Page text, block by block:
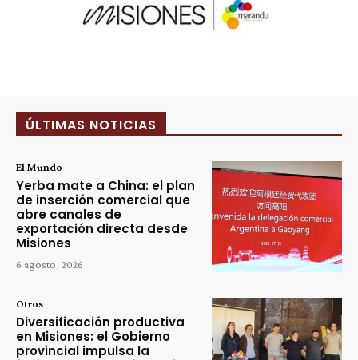
ÚLTIMAS NOTICIAS
El Mundo
Yerba mate a China: el plan
de inserción comercial que
abre canales de
exportación directa desde
Misiones
6 agosto, 2026
Otros
Diversificación productiva
en Misiones: el Gobierno
provincial impulsa la